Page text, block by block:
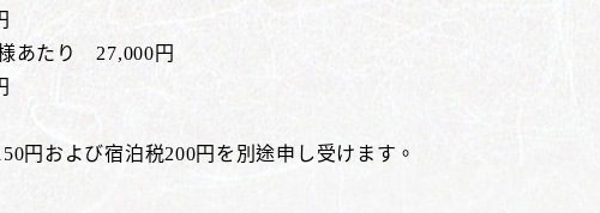
あたり 27,000円
円および宿泊税200円を別途申し受けます。